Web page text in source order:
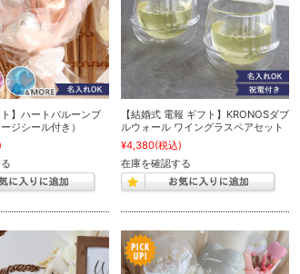
ト】ハートバルーンブ
ジシール付き）
【結婚式 電報 ギフト】KRONOSダブ
ルウォール ワイングラスペアセット
¥4,380(税込)
在庫を確認する